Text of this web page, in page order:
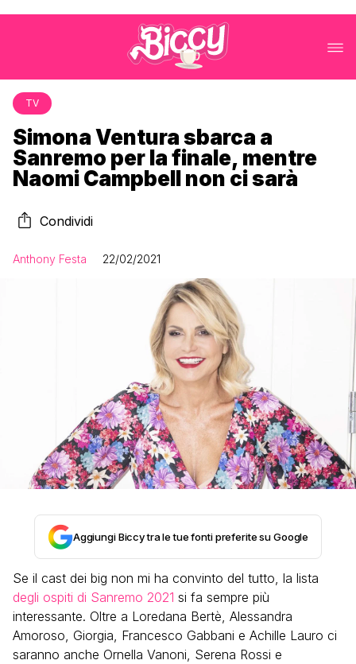
TV
Simona Ventura sbarca a
Sanremo per la finale, mentre
Naomi Campbell non ci sarà
Condividi
Anthony Festa 22/02/2021
Aggiungi Biccy tra le tue fonti preferite su Google
Se il cast dei big non mi ha convinto del tutto, la lista
degli ospiti di Sanremo 2021 si fa sempre più
interessante. Oltre a Loredana Bertè, Alessandra
Amoroso, Giorgia, Francesco Gabbani e Achille Lauro ci
saranno anche Ornella Vanoni, Serena Rossi e